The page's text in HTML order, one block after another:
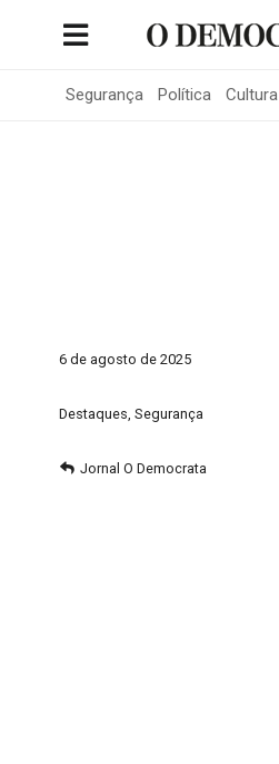
Segurança Política Cultura
6 de agosto de 2025
Destaques, Segurança
Jornal O Democrata